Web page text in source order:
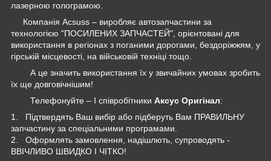
лазерною голограмою.
Компанія Acsuss – виробляє автозапчастини за
технологією "ПОСИЛЕНИХ ЗАПЧАСТЕЙ", орієнтовані для
використання в регіонах з поганими дорогами, бездоріжжям, у
гірській місцевості, на військовій техніці тощо.
А це значить використання їх у звичайних умовах зробить
їх ще довговічнішим!
Телефонуйте – І співробітники Аксус Оригінал:
1. Підтвердять Ваш вибір або підберуть Вам ПРАВИЛЬНУ
запчастину за спеціальними програмами.
2. Оформлять замовлення, надішлють, супроводять -
ВВІЧЛИВО ШВИДКО І ЧІТКО!